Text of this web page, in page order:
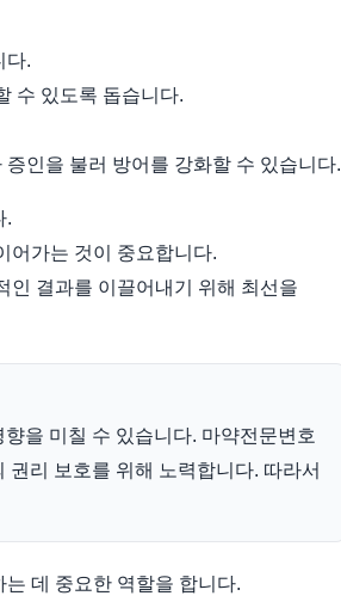
다.
수 있도록 돕습니다.
인을 불러 방어를 강화할 수 있습니다.
.
어가는 것이 중요합니다.
인 결과를 이끌어내기 위해 최선을
을 미칠 수 있습니다. 마약전문변호
리 보호를 위해 노력합니다. 따라서
데 중요한 역할을 합니다.